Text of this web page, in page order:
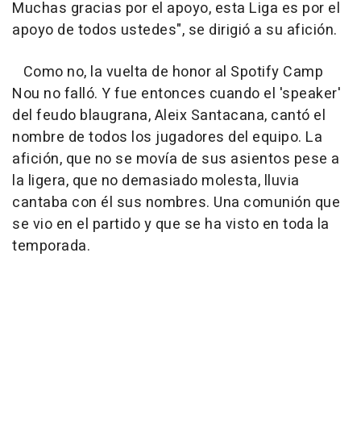
Muchas gracias por el apoyo, esta Liga es por el
apoyo de todos ustedes", se dirigió a su afición.
Como no, la vuelta de honor al Spotify Camp
Nou no falló. Y fue entonces cuando el 'speaker'
del feudo blaugrana, Aleix Santacana, cantó el
nombre de todos los jugadores del equipo. La
afición, que no se movía de sus asientos pese a
la ligera, que no demasiado molesta, lluvia
cantaba con él sus nombres. Una comunión que
se vio en el partido y que se ha visto en toda la
temporada.